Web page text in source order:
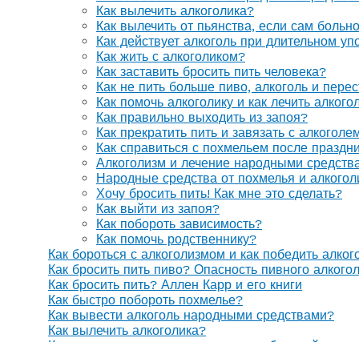
Как вылечить алкоголика?
Как вылечить от пьянства, если сам
Как действует алкоголь при длительном
Как жить с алкоголиком?
Как заставить бросить пить человека?
Как не пить больше пиво, алкоголь и
Как помочь алкоголику и как лечить
Как правильно выходить из запоя?
Как прекратить пить и завязать с
Как справиться с похмельем после
Алкоголизм и лечение народными
Народные средства от похмелья и
Хочу бросить пить! Как мне это сделать?
Как выйти из запоя?
Как побороть зависимость?
Как помочь родственнику?
Как бороться с алкоголизмом и как победить
Как бросить пить пиво? Опасность пивного
Как бросить пить? Аллен Карр и его книги
Как быстро побороть похмелье?
Как вывести алкоголь народными средствами?
Как вылечить алкоголика?